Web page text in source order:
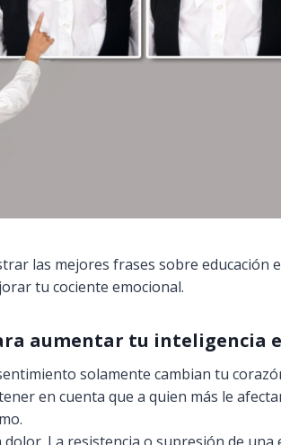
las mejores frases sobre educación
tu cociente emocional.
aumentar tu inteligencia
solamente cambian tu
en cuenta que a quien más le